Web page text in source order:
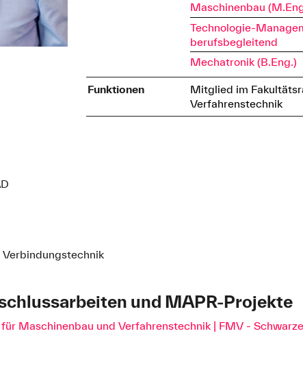
Maschinenbau
Technologie-
berufsbegleitend
Mechatronik (B.Eng.)
Funktionen
Mitglied im
Verfahrenstechnik
und MAPR-Projekte
Maschinenbau und Verfahrenstechnik | FMV -